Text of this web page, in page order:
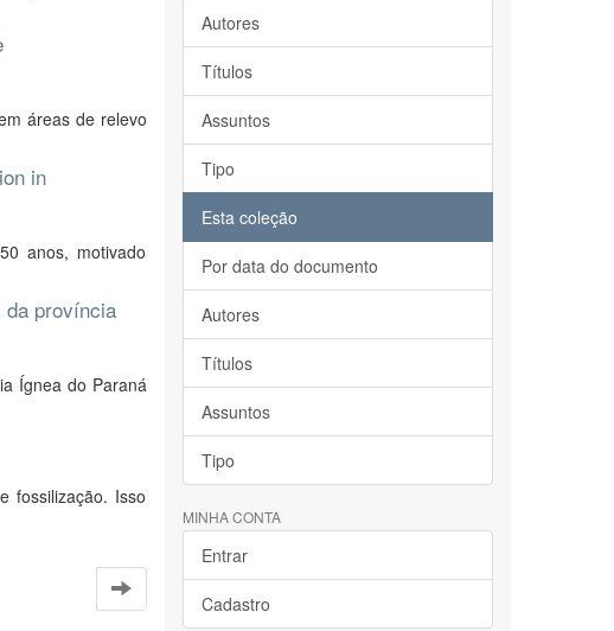
áreas de relevo
in
anos, motivado
da província
Ígnea do Paraná
fossilização. Isso
Autores
Títulos
Assuntos
Tipo
Esta coleção
Por data do documento
Autores
Títulos
Assuntos
Tipo
MINHA CONTA
Entrar
Cadastro